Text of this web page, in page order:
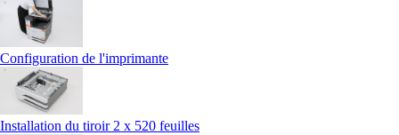
Configuration de l'imprimante
Installation du tiroir 2 x 520 feuilles